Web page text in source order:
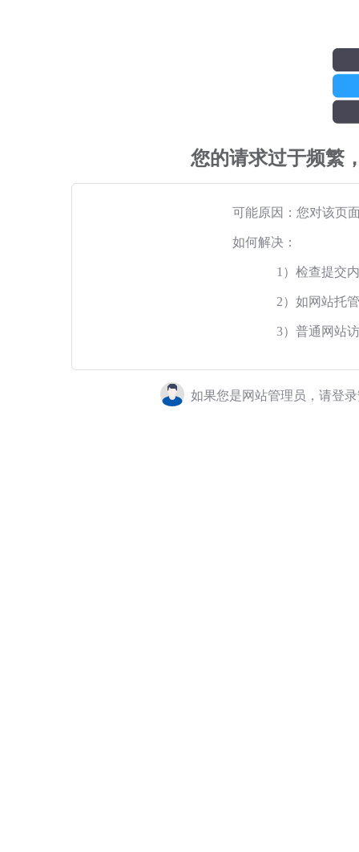
您的请求过于频繁
可能原因：您对该页
如何解决：
1）检查提交
2）如网站托
3）普通网站
如果您是网站管理员，请登